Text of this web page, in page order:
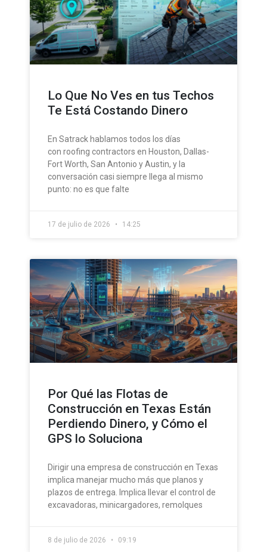
Lo Que No Ves en tus Techos
Te Está Costando Dinero
En Satrack hablamos todos los días
con roofing contractors en Houston, Dallas-
Fort Worth, San Antonio y Austin, y la
conversación casi siempre llega al mismo
punto: no es que falte
17 de julio de 2026 14:25
Por Qué las Flotas de
Construcción en Texas Están
Perdiendo Dinero, y Cómo el
GPS lo Soluciona
Dirigir una empresa de construcción en Texas
implica manejar mucho más que planos y
plazos de entrega. Implica llevar el control de
excavadoras, minicargadores, remolques
8 de julio de 2026 09:19